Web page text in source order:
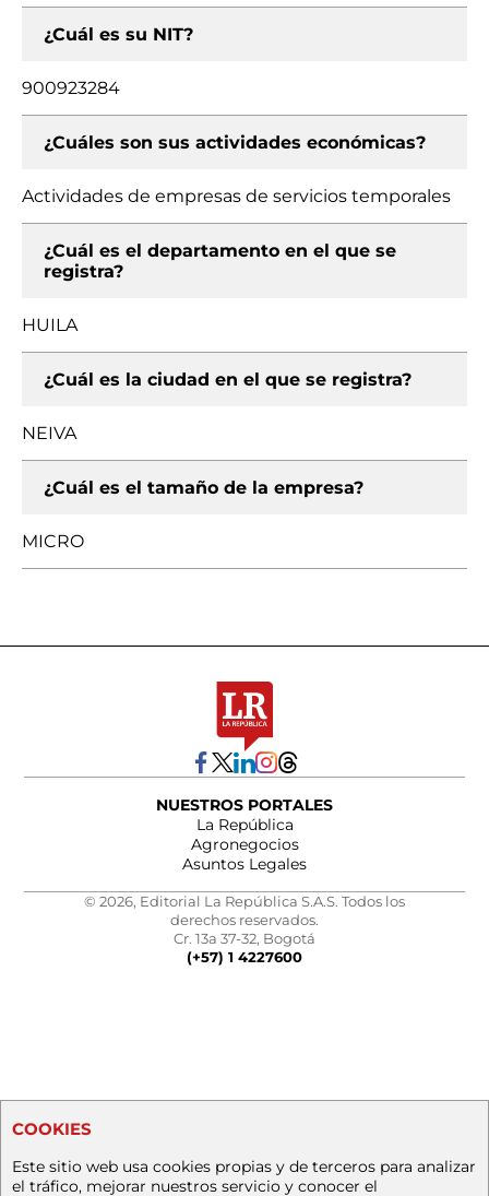
¿Cuál es su NIT?
900923284
¿Cuáles son sus actividades económicas?
Actividades de empresas de servicios temporales
¿Cuál es el departamento en el que se
registra?
HUILA
¿Cuál es la ciudad en el que se registra?
NEIVA
¿Cuál es el tamaño de la empresa?
MICRO
NUESTROS PORTALES
La República
Agronegocios
Asuntos Legales
© 2026, Editorial La República S.A.S. Todos los
derechos reservados.
Cr. 13a 37-32, Bogotá
(+57) 1 4227600
COOKIES
Este sitio web usa cookies propias y de terceros para analizar
el tráfico, mejorar nuestros servicio y conocer el